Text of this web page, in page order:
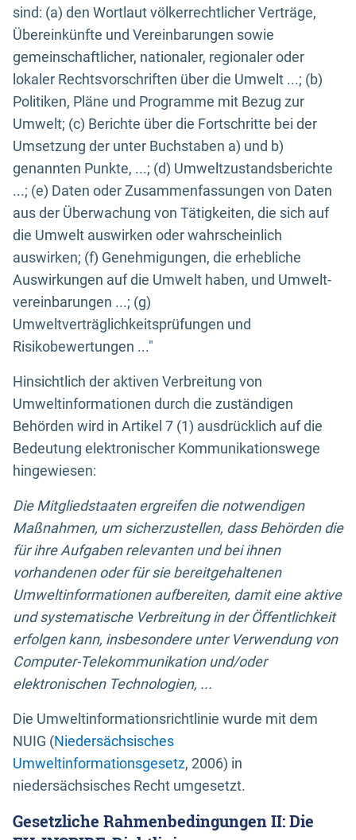
sind: (a) den Wortlaut völkerrechtlicher Verträge,
Übereinkünfte und Vereinbarungen sowie
gemeinschaftlicher, nationaler, regionaler oder
lokaler Rechtsvorschriften über die Umwelt ...; (b)
Politiken, Pläne und Programme mit Bezug zur
Umwelt; (c) Berichte über die Fortschritte bei der
Umsetzung der unter Buchstaben a) und b)
genannten Punkte, ...; (d) Umweltzustandsberichte
...; (e) Daten oder Zusammenfassungen von Daten
aus der Überwachung von Tätigkeiten, die sich auf
die Umwelt auswirken oder wahrscheinlich
auswirken; (f) Genehmigungen, die erhebliche
Auswirkungen auf die Umwelt haben, und Umwelt-
vereinbarungen ...; (g)
Umweltverträglichkeitsprüfungen und
Risikobewertungen ..."
Hinsichtlich der aktiven Verbreitung von
Umweltinformationen durch die zuständigen
Behörden wird in Artikel 7 (1) ausdrücklich auf die
Bedeutung elektronischer Kommunikationswege
hingewiesen:
Die Mitgliedstaaten ergreifen die notwendigen
Maßnahmen, um sicherzustellen, dass Behörden die
für ihre Aufgaben relevanten und bei ihnen
vorhandenen oder für sie bereitgehaltenen
Umweltinformationen aufbereiten, damit eine aktive
und systematische Verbreitung in der Öffentlichkeit
erfolgen kann, insbesondere unter Verwendung von
Computer-Telekommunikation und/oder
elektronischen Technologien, ...
Die Umweltinformationsrichtlinie wurde mit dem
NUIG (Niedersächsisches
Umweltinformationsgesetz, 2006) in
niedersächsisches Recht umgesetzt.
Gesetzliche Rahmenbedingungen II: Die